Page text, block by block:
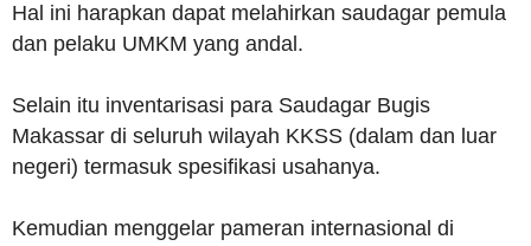
Hal ini harapkan dapat melahirkan saudagar pemula
dan pelaku UMKM yang andal.
Selain itu inventarisasi para Saudagar Bugis
Makassar di seluruh wilayah KKSS (dalam dan luar
negeri) termasuk spesifikasi usahanya.
Kemudian menggelar pameran internasional di